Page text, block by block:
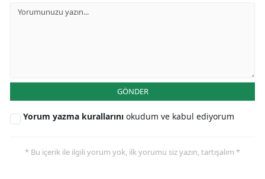
GÖNDER
Yorum yazma kurallarını okudum ve kabul ediyorum
* Bu içerik ile ilgili yorum yok, ilk yorumu siz yazın, tartışalım *